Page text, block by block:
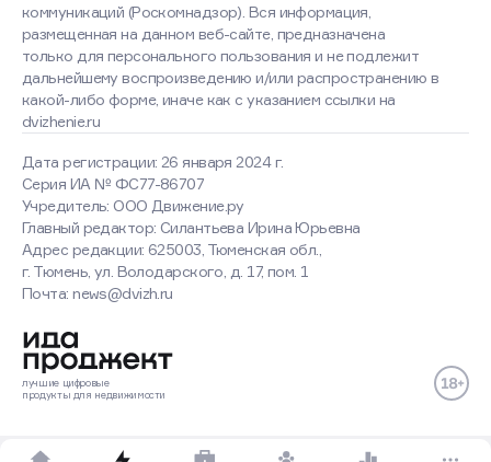
Дата регистрации: 26 января 2024 г.
Серия ИА № ФС77-86707
Учредитель: ООО Движение.ру
Главный редактор: Силантьева Ирина Юрьевна
Адрес редакции: 625003, Тюменская обл.,
г. Тюмень, ул. Володарского, д. 17, пом. 1
Почта: news@dvizh.ru
коммуникаций (Роскомнадзор). Вся информация,
размещенная на данном веб-сайте, предназначена
только для персонального пользования и не подлежит
дальнейшему воспроизведению и/или распространению в
какой-либо форме, иначе как с указанием ссылки на
dvizhenie.ru
лучшие цифровые
продукты для недвижимости